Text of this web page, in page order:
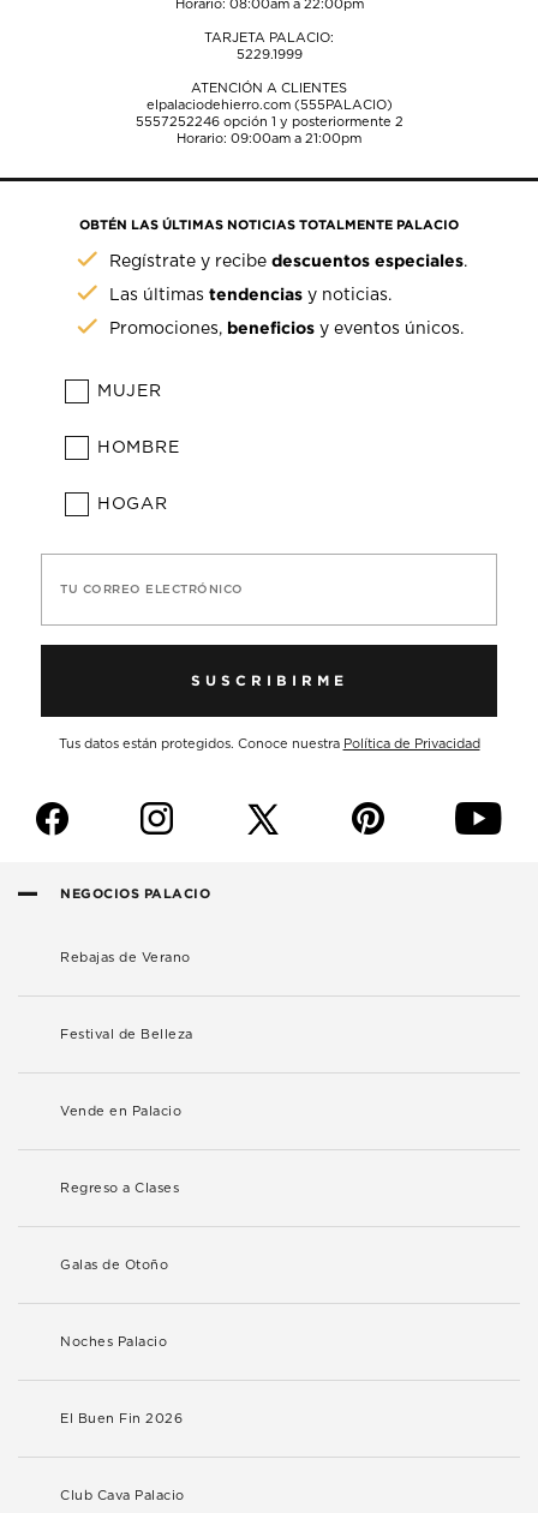
Horario: 08:00am a 22:00pm
TARJETA PALACIO:
5229.1999
ATENCIÓN A CLIENTES
elpalaciodehierro.com (555PALACIO)
5557252246opción 1 y posteriormente 2
Horario: 09:00am a 21:00pm
OBTÉN LAS ÚLTIMAS NOTICIAS TOTALMENTE PALACIO
Regístrate y recibedescuentos especiales.
Las últimastendencias y noticias.
Promociones, beneficios y eventos únicos.
MUJER
HOMBRE
HOGAR
TU CORREO ELECTRÓNICO
SUSCRIBIRME
Tus datos están protegidos. Conoce nuestra Política de Privacidad
f i p y
NEGOCIOS PALACIO
Rebajas de Verano
Festival de Belleza
Vende en Palacio
Regreso a Clases
Galas de Otoño
Noches Palacio
El Buen Fin 2026
Club Cava Palacio